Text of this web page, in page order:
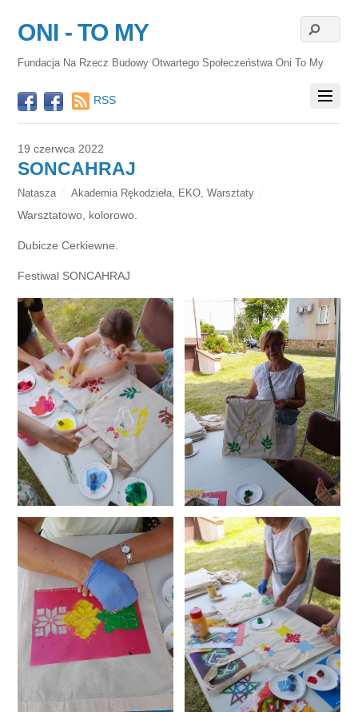
ONI - TO MY
Fundacja Na Rzecz Budowy Otwartego Społeczeństwa Oni To My
RSS
19 czerwca 2022
SONCAHRAJ
Natasza Akademia Rękodzieła EKO Warsztaty
Warsztatowo, kolorowo.
Dubicze Cerkiewne.
Festiwal SONCAHRAJ